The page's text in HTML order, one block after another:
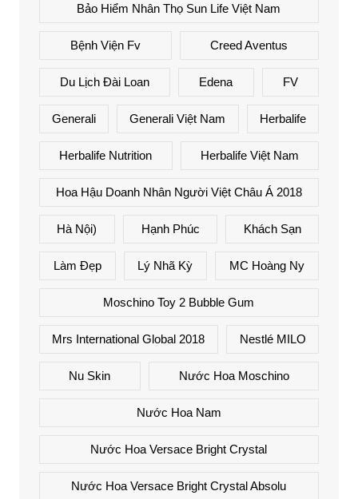
Bảo Hiểm Nhân Thọ Sun Life Việt Nam
Bệnh Viện Fv Creed Aventus
Du Lịch Đài Loan Edena FV
Generali Generali Việt Nam Herbalife
Herbalife Nutrition Herbalife Việt Nam
Hoa Hậu Doanh Nhân Người Việt Châu Á 2018
Hà Nội) Hạnh Phúc Khách Sạn
Làm Đẹp Lý Nhã Kỳ MC Hoàng Ny
Moschino Toy 2 Bubble Gum
Mrs International Global 2018 Nestlé MILO
Nu Skin Nước Hoa Moschino
Nước Hoa Nam
Nước Hoa Versace Bright Crystal
Nước Hoa Versace Bright Crystal Absolu